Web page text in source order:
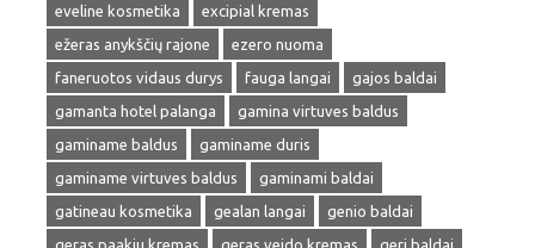
eveline kosmetika
excipial kremas
ežeras anykščių rajone
ezero nuoma
faneruotos vidaus durys
fauga langai
gajos baldai
gamanta hotel palanga
gamina virtuves baldus
gaminame baldus
gaminame duris
gaminame virtuves baldus
gaminami baldai
gatineau kosmetika
gealan langai
genio baldai
geras paakiu kremas
geras veido kremas
geri baldai